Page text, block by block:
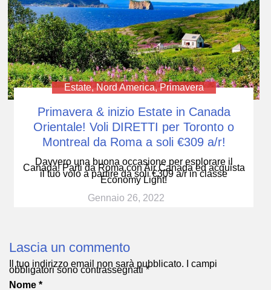
Estate,Nord America,Primavera
Primavera & inizio Estate in Canada
Orientale! Voli DIRETTI per Toronto o
Montreal da Roma a soli €309 a/r!
Davvero una buona occasione per esplorare il
Canada! Parti da Roma con Air Canada ed acquista
il tuo volo a partire da soli €309 a/r in classe
Economy Light!
Gennaio 26, 2022
Lascia un commento
Il tuo indirizzo email non sarà pubblicato. I campi
obbligatori sono contrassegnati*
Nome *